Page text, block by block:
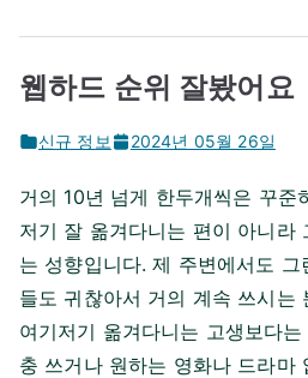
웹하드 순위 잘봤어요
신규 정보 2024년 05월 26일
거의 10년 넘게 한두개씩은 꾸준
저기 잘 옮겨다니는 편이 아니라
는 성향입니다. 제 주변에서도
들도 귀찮아서 거의 계속 쓰시는
여기저기 옮겨다니는 고생보다
충 쓰거나 원하는 영화나 드라마